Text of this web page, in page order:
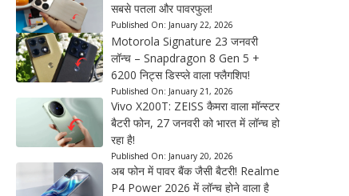
सबसे पतला और पावरफुल!
Published On: January 22, 2026
Motorola Signature 23 जनवरी
लॉन्च – Snapdragon 8 Gen 5 +
6200 निट्स डिस्प्ले वाला फ्लैगशिप!
Published On: January 21, 2026
Vivo X200T: ZEISS कैमरा वाला मॉन्स्टर
बैटरी फोन, 27 जनवरी को भारत में लॉन्च हो
रहा है!
Published On: January 20, 2026
अब फोन में पावर बैंक जैसी बैटरी! Realme
P4 Power 2026 में लॉन्च होने वाला है